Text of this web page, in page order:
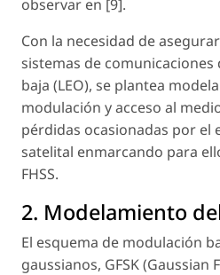
observar en [9].
Con la necesidad de
sistemas de
baja (LEO), se plantea
modulación y acceso al
pérdidas ocasionadas por el
satelital enmarcando para
FHSS.
2. Modelamiento
El esquema de modulación
gaussianos, GFSK (Gaussian